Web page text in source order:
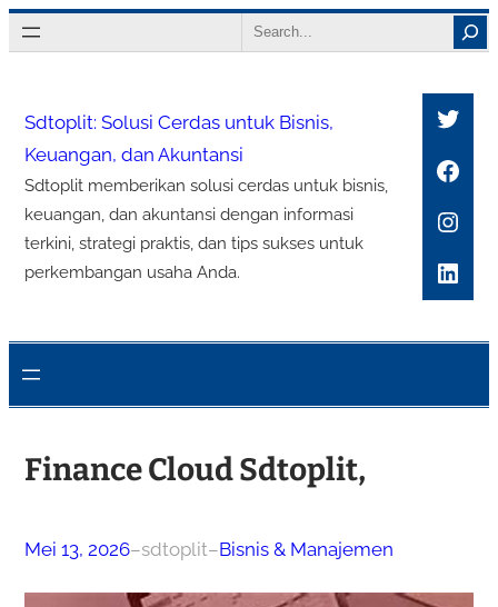
Lewati
ke
Search
Sdtoplit: Solusi Cerdas untuk Bisnis,
Keuangan, dan Akuntansi
Sdtoplit memberikan solusi cerdas untuk bisnis,
keuangan, dan akuntansi dengan informasi
terkini, strategi praktis, dan tips sukses untuk
perkembangan usaha Anda.
Finance Cloud Sdtoplit,
Mei 13, 2026–sdtoplit–Bisnis & Manajemen